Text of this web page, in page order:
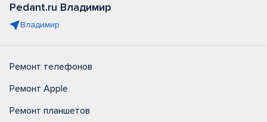
Pedant.ru Владимир
Владимир
Ремонт телефонов
Ремонт Apple
Ремонт планшетов